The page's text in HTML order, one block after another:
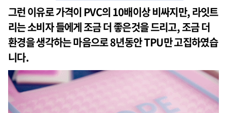
그런 이유로 가격이 PVC의 10배이상 비싸지만, 라잇트
리는 소비자 들에게 조금 더 좋은것을 드리고, 조금 더
환경을 생각하는 마음으로 8년동안 TPU만 고집하였습
니다.